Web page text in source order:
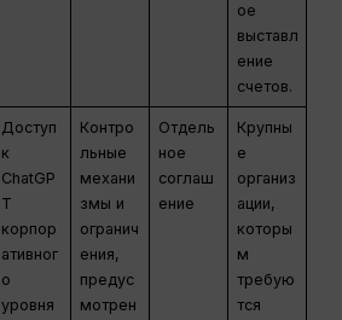
ое
выставл
ение
счетов.
Доступ
к
ChatGP
T
корпор
ативног
о
уровня
Контро
льные
механи
змы и
огранич
ения,
предус
мотрен
Отдель
ное
соглаш
ение
Крупны
е
организ
ации,
которы
м
требую
тся